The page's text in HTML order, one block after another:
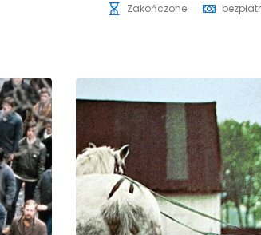
Zakończone